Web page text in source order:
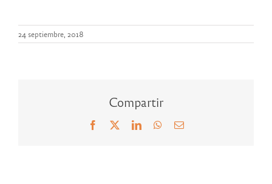
24 septiembre, 2018
Compartir
Facebook LinkedInWhatsApp
Correo